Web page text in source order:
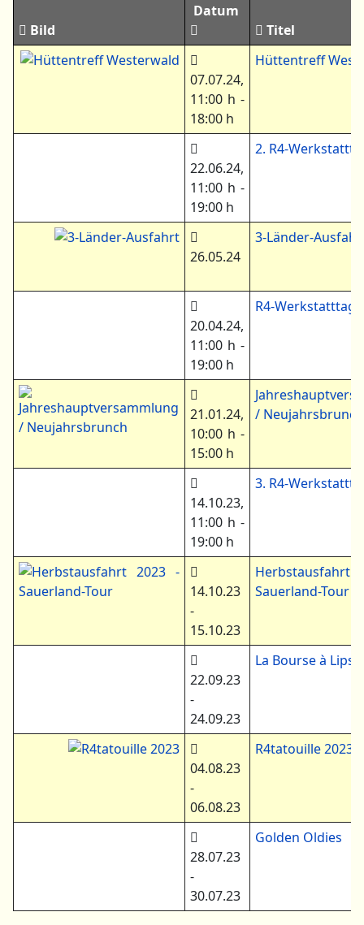
Bild
Datum
Titel
07.07.24,
11:00 h -
18:00 h
Hüttentreff
22.06.24,
11:00 h -
19:00 h
2. R4-
26.05.24
3-Länder-
20.04.24,
11:00 h -
19:00 h
R4-Werkstatttag
21.01.24,
10:00 h -
15:00 h
/ Neujahrsbrunch
14.10.23,
11:00 h -
19:00 h
3. R4-
14.10.23
-
15.10.23
Sauerland-Tour
22.09.23
-
24.09.23
La Bourse à
04.08.23
-
06.08.23
R4tatouille 2023
28.07.23
-
30.07.23
Golden Oldies